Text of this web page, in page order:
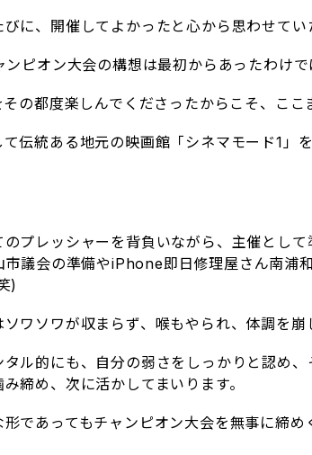
に、開催してよかったと心から思わせてい
ピオン大会の構想は最初からあったわけで
の都度楽しんでくださったからこそ、ここ
伝統ある地元の映画館「シネマモード1」
のプレッシャーを背負いながら、主催とし
市議会の準備やiPhone即日修理屋さん南浦
)
ワソワが収まらず、喉もやられ、体調を
ル的にも、自分の弱さをしっかりと認め
締め、次に活かしてまいります。
形であってもチャンピオン大会を無事に締